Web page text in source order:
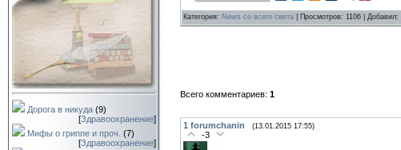
Дорога в никуда (9)
[Здравоохранение]
Мифы о гриппе и проч. (7)
[Здравоохранение]
Категория: News со всего света Просмотров: 1106 | Добавил:
Всего комментариев: 1
1 forumchanin (13.01.2015 17:55)
-3